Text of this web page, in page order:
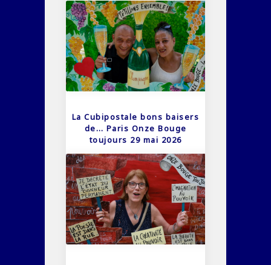
La Cubipostale bons baisers
de… Paris Onze Bouge
toujours 29 mai 2026